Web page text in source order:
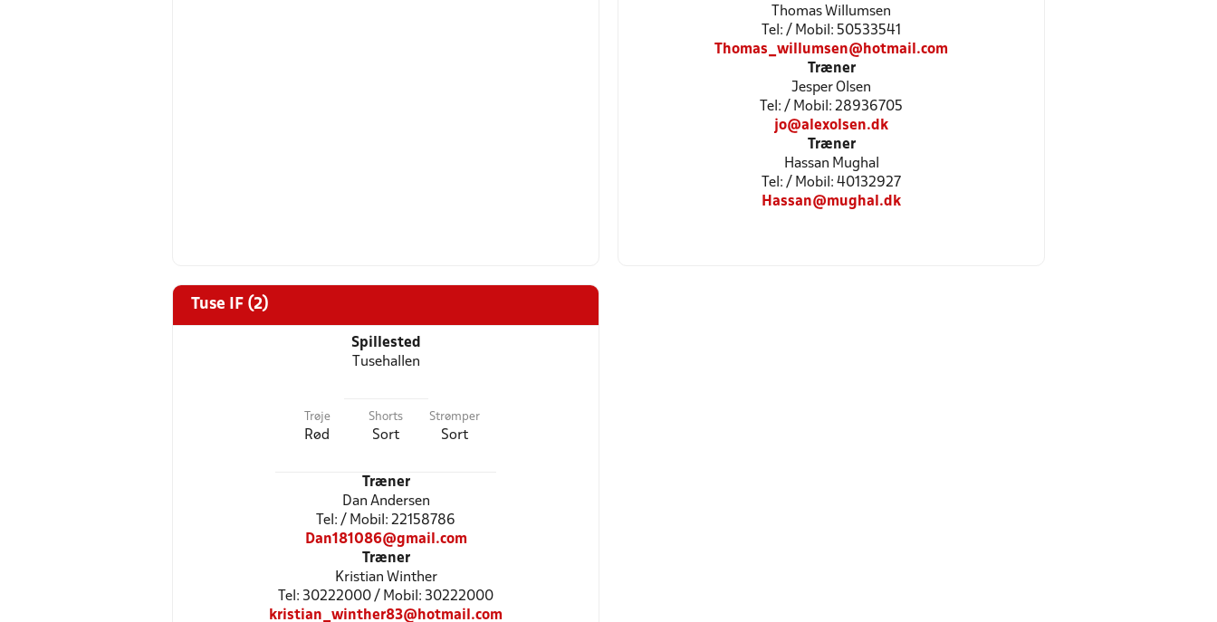
Thomas Willumsen
Tel: / Mobil: 50533541
Thomas_willumsen@hotmail.com
Træner
Jesper Olsen
Tel: / Mobil: 28936705
jo@alexolsen.dk
Træner
Hassan Mughal
Tel: / Mobil: 40132927
Hassan@mughal.dk
Tuse IF (2)
Spillested
Tusehallen
Trøje
Rød
Shorts
Sort
Strømper
Sort
Træner
Dan Andersen
Tel: / Mobil: 22158786
Dan181086@gmail.com
Træner
Kristian Winther
Tel: 30222000 / Mobil: 30222000
kristian_winther83@hotmail.com